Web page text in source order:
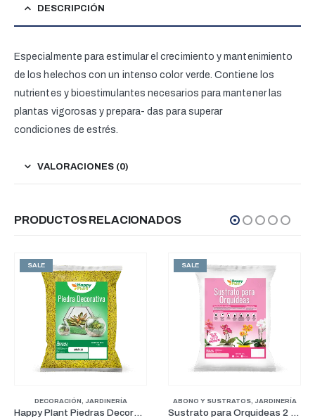
DESCRIPCIÓN
Especialmente para estimular el crecimiento y mantenimiento
de los helechos con un intenso color verde. Contiene los
nutrientes y bioestimulantes necesarios para mantener las
plantas vigorosas y prepara- das para superar
condiciones de estrés.
VALORACIONES (0)
PRODUCTOS RELACIONADOS
SALE
ABONO Y SUSTRATOS,JARDINERÍA
SALE
DECORACIÓN ,JARDINERÍA